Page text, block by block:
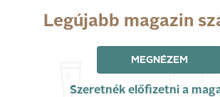
Legújabb magazin
MEGNÉZEM
Szeretnék előfizetni a